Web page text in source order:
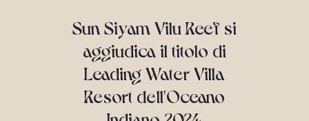
Sun Siyam Vilu Reef si
aggiudica il titolo di
Leading Water Villa
Resort dell'Oceano